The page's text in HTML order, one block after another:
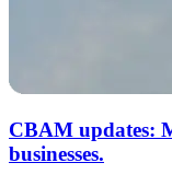
CBAM updates:
businesses.